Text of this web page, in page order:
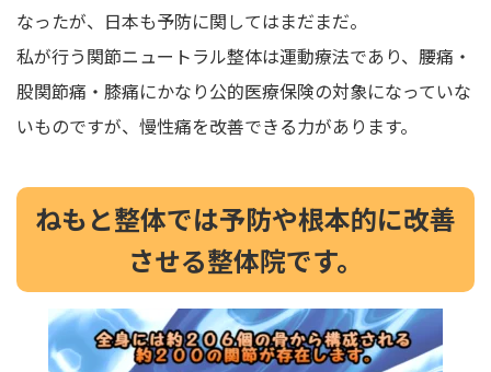
なったが、日本も予防に関してはまだまだ。
私が行う関節ニュートラル整体は運動療法であり、腰痛・
股関節痛・膝痛にかなり公的医療保険の対象になっていな
いものですが、慢性痛を改善できる力があります。
ねもと整体では予防や根本的に改善
させる整体院です。